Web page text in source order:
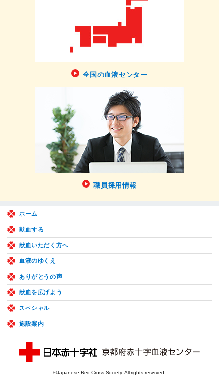
全国の血液センター
職員採用情報
ホーム
献血する
献血いただく方へ
血液のゆくえ
ありがとうの声
献血を広げよう
スペシャル
施設案内
©Japanese Red Cross Society. All rights reserved.